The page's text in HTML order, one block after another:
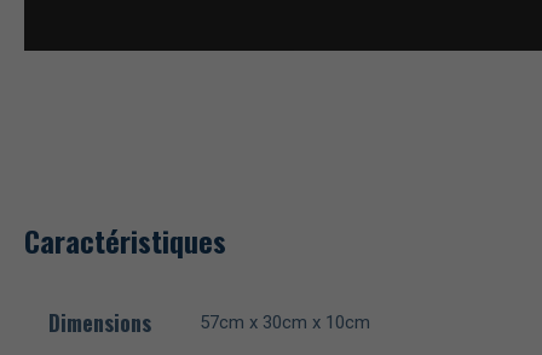
Caractéristiques
Dimensions 57cm x 30cm x 10cm